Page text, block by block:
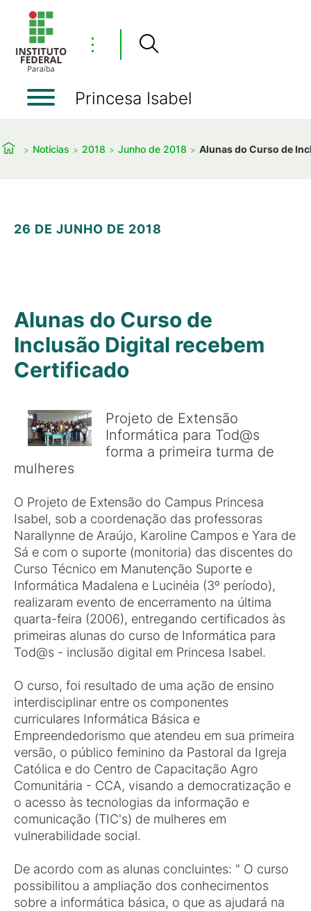
⋮
Princesa Isabel
Notícias 2018 Junho de 2018 Alunas do Curso de
26 DE JUNHO DE 2018
Alunas do Curso de
Inclusão Digital recebem
Certificado
Projeto de Extensão
Informática para Tod@s
forma a primeira turma de
mulheres
O Projeto de Extensão do Campus Princesa
Isabel, sob a coordenação das professoras
Narallynne de Araújo, Karoline Campos e Yara de
Sá e com o suporte (monitoria) das discentes do
Curso Técnico em Manutenção Suporte e
Informática Madalena e Lucinéia (3º período),
realizaram evento de encerramento na última
quarta-feira (2006), entregando certificados às
primeiras alunas do curso de Informática para
Tod@s - inclusão digital em Princesa Isabel.
O curso, foi resultado de uma ação de ensino
interdisciplinar entre os componentes
curriculares Informática Básica e
Empreendedorismo que atendeu em sua primeira
versão, o público feminino da Pastoral da Igreja
Católica e do Centro de Capacitação Agro
Comunitária - CCA, visando a democratização e
o acesso às tecnologias da informação e
comunicação (TIC's) de mulheres em
vulnerabilidade social.
De acordo com as alunas concluintes: " O curso
possibilitou a ampliação dos conhecimentos
sobre a informática básica, o que as ajudará na